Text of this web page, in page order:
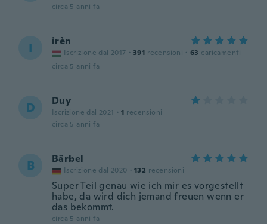
circa 5 anni fa
I irèn
Iscrizione dal 2017 · 391 recensioni · 63 caricamenti
circa 5 anni fa
D Duy
Iscrizione dal 2021 · 1 recensioni
circa 5 anni fa
B Bärbel
Iscrizione dal 2020 · 132 recensioni
Super Teil genau wie ich mir es vorgestellt
habe, da wird dich jemand freuen wenn er
das bekommt.
circa 5 anni fa